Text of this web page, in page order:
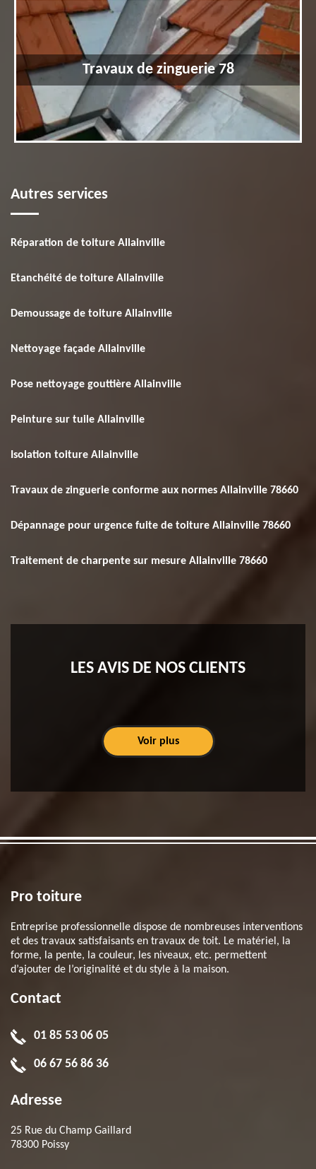
Travaux de zinguerie 78
Autres services
Réparation de toiture Allainville
Etanchéité de toiture Allainville
Demoussage de toiture Allainville
Nettoyage façade Allainville
Pose nettoyage gouttière Allainville
Peinture sur tuile Allainville
Isolation toiture Allainville
Travaux de zinguerie conforme aux normes Allainville 78660
Dépannage pour urgence fuite de toiture Allainville 78660
Traitement de charpente sur mesure Allainville 78660
LES AVIS DE NOS CLIENTS
Voir plus
Pro toiture
Entreprise professionnelle dispose de nombreuses interventions
et des travaux satisfaisants en travaux de toit. Le matériel, la
forme, la pente, la couleur, les niveaux, etc. permettent
d’ajouter de l’originalité et du style à la maison.
Contact
01 85 53 06 05
06 67 56 86 36
Adresse
25 Rue du Champ Gaillard
78300 Poissy